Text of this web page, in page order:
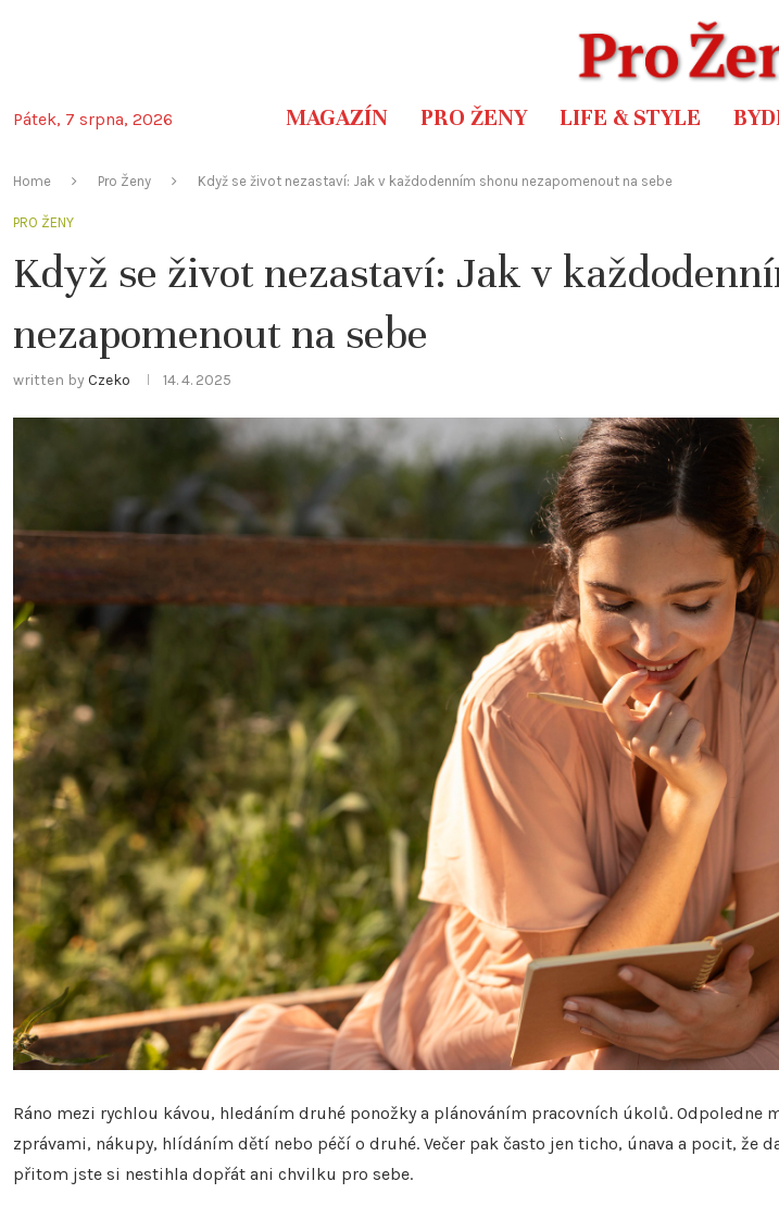
Pátek, 7 srpna, 2026 MAGAZÍN PRO ŽENY LIFE & STYLE
Home Pro Ženy Když se život nezastaví: Jak v každodenním shonu nezapomenout na sebe
PRO ŽENY
Když se život nezastaví: Jak v
nezapomenout na sebe
written by Czeko 14. 4. 2025
Ráno mezi rychlou kávou, hledáním druhé ponožky a plánováním pracovních úkolů. Odpoledne
zprávami, nákupy, hlídáním dětí nebo péčí o druhé. Večer pak často jen ticho, únava a pocit, že
přitom jste si nestihla dopřát ani chvilku pro sebe.